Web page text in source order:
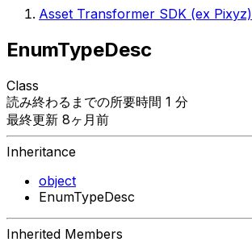
Asset Transformer SDK (ex Pixyz)
EnumTypeDesc
Class
読み終わるまでの所要時間 1 分
最終更新 8ヶ月前
Inheritance
object
EnumTypeDesc
Inherited Members